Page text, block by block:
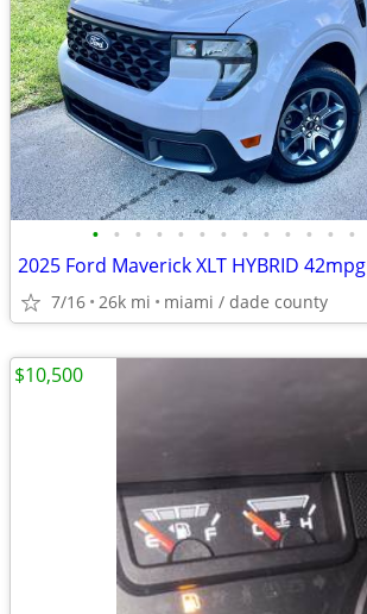
• • • • • • • • • • • • •
2025 Ford Maverick XLT HYBRID 42mpg
7/16 26k mi miami / dade county
$10,500